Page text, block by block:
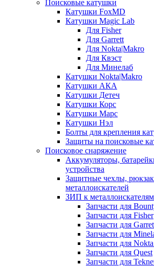
Поисковые катушки
Катушки FoxMD
Катушки Magic Lab
Для Fisher
Для Garrett
Для Nokta|Makro
Для Квэст
Для Минелаб
Катушки Nokta|Makro
Катушки АКА
Катушки Детеч
Катушки Корс
Катушки Марс
Катушки Нэл
Болты для крепления
Защиты на поисковые
Поисковое снаряжение
Аккумуляторы,
устройства
Защитные чехлы,
металлоискателей
ЗИП к металлоискателям
Запчасти для
Запчасти для Fisher
Запчасти для
Запчасти для
Запчасти для
Запчасти для Quest
Запчасти для